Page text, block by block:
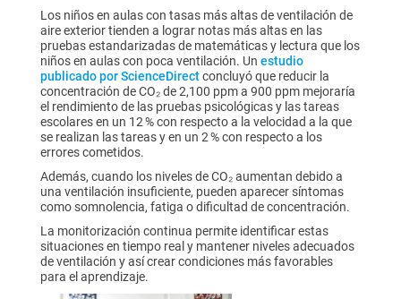
Los niños en aulas con tasas más altas de ventilación de
aire exterior tienden a lograr notas más altas en las
pruebas estandarizadas de matemáticas y lectura que los
niños en aulas con poca ventilación. Un estudio
publicado por ScienceDirectconcluyó que reducir la
concentración de CO₂ de 2,100 ppm a 900 ppm mejoraría
el rendimiento de las pruebas psicológicas y las tareas
escolares en un 12 % con respecto a la velocidad a la que
se realizan las tareas y en un 2 % con respecto a los
errores cometidos.
Además, cuando los niveles de CO₂ aumentan debido a
una ventilación insuficiente, pueden aparecer síntomas
como somnolencia, fatiga o dificultad de concentración.
La monitorización continua permite identificar estas
situaciones en tiempo real y mantener niveles adecuados
de ventilación y así crear condiciones más favorables
para el aprendizaje.